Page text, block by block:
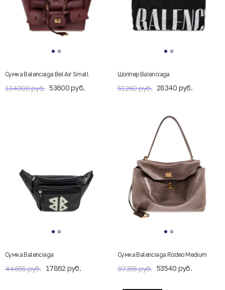
Сумка Balenciaga Bel Air Small
134000 руб. 53600 руб.
Шоппер Balenciaga
51260 руб. 28340 руб.
Сумка Balenciaga
44655 руб. 17862 руб.
Сумка Balenciaga Rodeo Medium
97355 руб. 53540 руб.